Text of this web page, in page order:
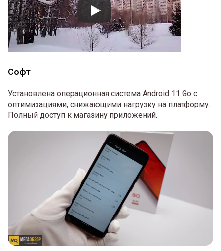
Софт
Установлена операционная система Android 11 Go с
оптимизациями, снижающими нагрузку на платформу.
Полный доступ к магазину приложений.